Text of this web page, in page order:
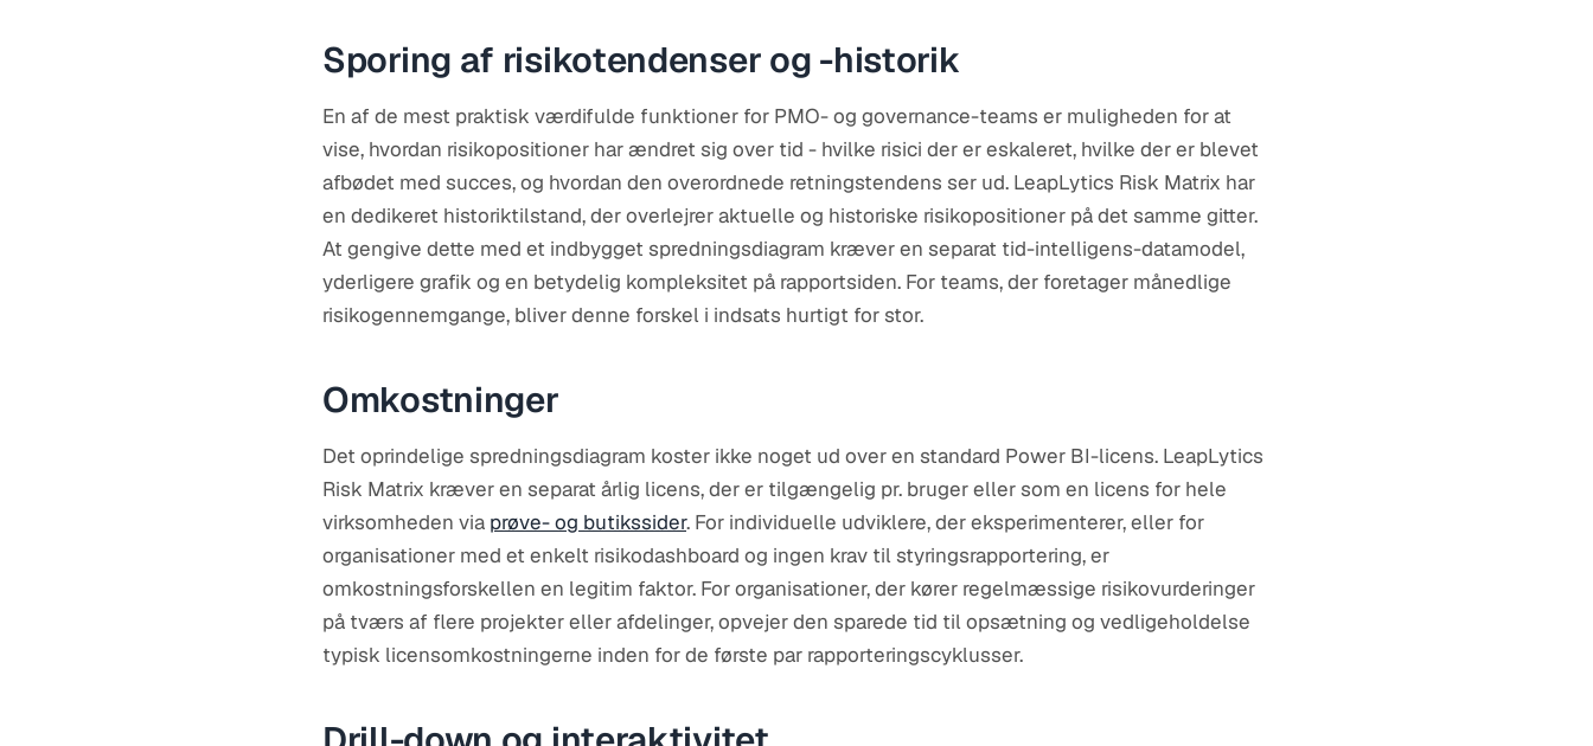
Sporing af risikotendenser og -historik
En af de mest praktisk værdifulde funktioner for PMO- og governance-teams er muligheden for at
vise, hvordan risikopositioner har ændret sig over tid - hvilke risici der er eskaleret, hvilke der er blevet
afbødet med succes, og hvordan den overordnede retningstendens ser ud. LeapLytics Risk Matrix har
en dedikeret historiktilstand, der overlejrer aktuelle og historiske risikopositioner på det samme gitter.
At gengive dette med et indbygget spredningsdiagram kræver en separat tid-intelligens-datamodel,
yderligere grafik og en betydelig kompleksitet på rapportsiden. For teams, der foretager månedlige
risikogennemgange, bliver denne forskel i indsats hurtigt for stor.
Omkostninger
Det oprindelige spredningsdiagram koster ikke noget ud over en standard Power BI-licens. LeapLytics
Risk Matrix kræver en separat årlig licens, der er tilgængelig pr. bruger eller som en licens for hele
virksomheden via prøve- og butikssider. For individuelle udviklere, der eksperimenterer, eller for
organisationer med et enkelt risikodashboard og ingen krav til styringsrapportering, er
omkostningsforskellen en legitim faktor. For organisationer, der kører regelmæssige risikovurderinger
på tværs af flere projekter eller afdelinger, opvejer den sparede tid til opsætning og vedligeholdelse
typisk licensomkostningerne inden for de første par rapporteringscyklusser.